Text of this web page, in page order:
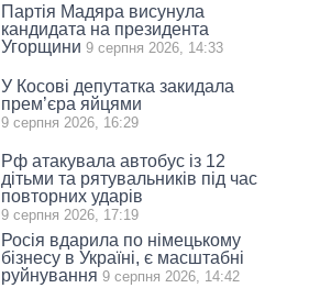
Партія Мадяра висунула
кандидата на президента
Угорщини 9 серпня 2026, 14:33
У Косові депутатка закидала
прем’єра яйцями
9 серпня 2026, 16:29
Рф атакувала автобус із 12
дітьми та рятувальників під час
повторних ударів
9 серпня 2026, 17:19
Росія вдарила по німецькому
бізнесу в Україні, є масштабні
руйнування 9 серпня 2026, 14:42